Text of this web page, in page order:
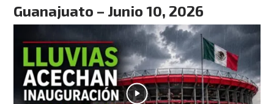
Guanajuato – Junio 10, 2026